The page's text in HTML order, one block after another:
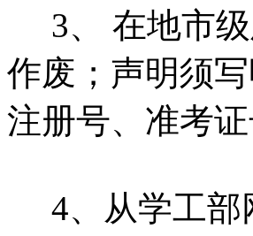
3、 在地市级
作废；声明须
注册号、准考
4、从学工部